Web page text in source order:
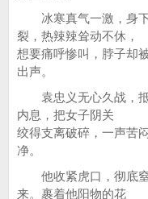
冰寒真气一激，身下
裂，热辣辣耸动不休，
想要痛呼惨叫，脖子却
出声。
袁忠义无心久战，抵
内息，把女子阴关
绞得支离破碎，一声苦
净。
他收紧虎口，彻底窒
来。裹着他阳物的花